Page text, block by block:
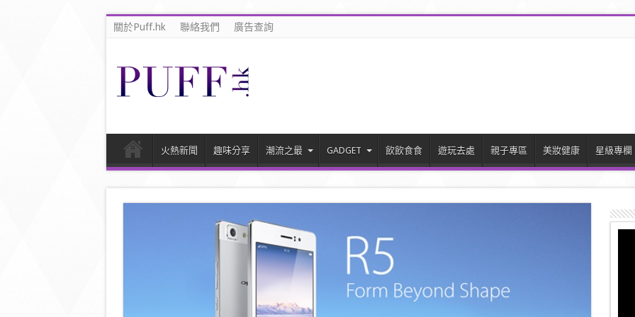
關於Puff.hk 聯絡我們 廣告查詢
火熱新聞 趣味分享 潮流之最 GADGET 飲飲食食 遊玩去處 親子專區 美妝健康 星級專欄